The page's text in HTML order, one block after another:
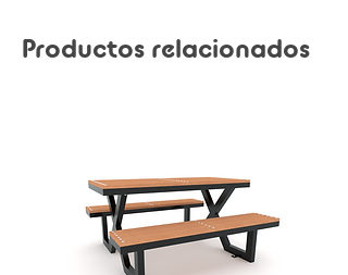
Productos relacionados